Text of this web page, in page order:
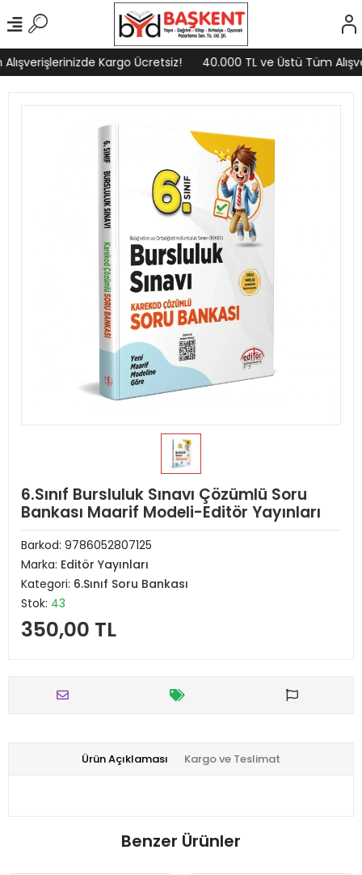
Kargo Ücretsiz! 40.000 TL ve Üstü Tüm
6.Sınıf Bursluluk Sınavı Çözümlü Soru
Bankası Maarif Modeli-Editör Yayınları
Barkod: 9786052807125
Marka: Editör Yayınları
Kategori: 6.Sınıf Soru Bankası
Stok: 43
350,00 TL
Ürün Açıklaması Kargo ve Teslimat
Benzer Ürünler